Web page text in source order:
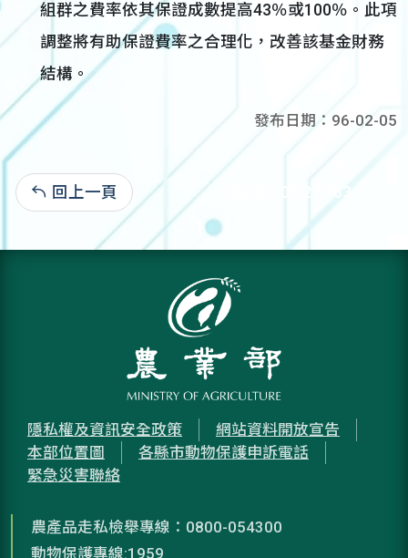
組群之費率依其保證成數提高43％或100％。此項
調整將有助保證費率之合理化，改善該基金財務
結構。
發布日期：96-02-05
回上一頁 96-02-05:22,763
隱私權及資訊安全政策
網站資料開放宣告
本部位置圖
各縣市動物保護申訴電話
緊急災害聯絡
農產品走私檢舉專線：0800-054300
動物保護專線:1959